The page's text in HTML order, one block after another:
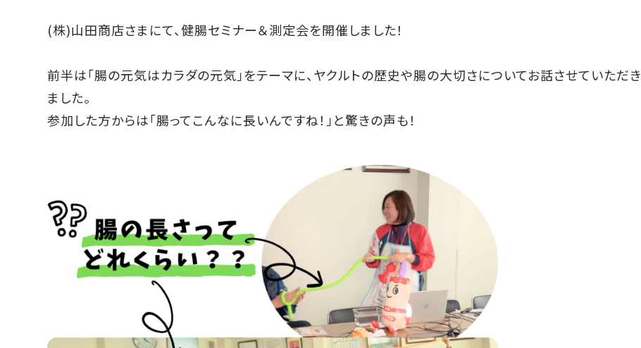
(株)山田商店さまにて、健腸セミナー＆測定会を開催しました！
前半は「腸の元気はカラダの元気」をテーマに、ヤクルトの歴史や腸の大切さについてお話させていただき
ました。
参加した方からは「腸ってこんなに長いんですね！」と驚きの声も！